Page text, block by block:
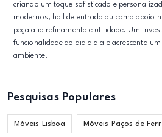
criando um toque sofisticado e
modernos, hall de entrada ou como apoio
peça alia refinamento e utilidade. Um
funcionalidade do dia a dia e acrescenta
ambiente.
Pesquisas Populares
Móveis Lisboa Móveis Paços de